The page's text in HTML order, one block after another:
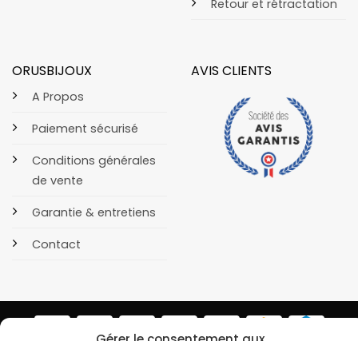
Retour et rétractation
ORUSBIJOUX
A Propos
Paiement sécurisé
Conditions générales
de vente
Garantie & entretiens
Contact
AVIS CLIENTS